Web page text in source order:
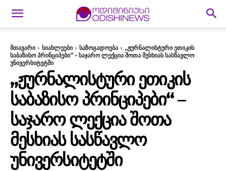
მთავარი სიახლეები საზოგადოება
„ჟურნალისტური ეთიკის
საბაზისო პრინციპები“ - საჯარო ლექცია შოთა მესხიას სასწავლო
უნივერსიტეტში
„ᲟᲣᲠᲜᲐᲚᲘᲡᲢᲣᲠᲘ ᲔᲗᲘᲙᲘᲡ
ᲡᲐᲑᲐᲖᲘᲡᲝ ᲞᲠᲘᲜᲪᲘᲞᲔᲑᲘ“ –
ᲡᲐᲯᲐᲠᲝ ᲚᲔᲥᲪᲘᲐ ᲨᲝᲗᲐ
ᲛᲔᲡᲮᲘᲐᲡ ᲡᲐᲡᲬᲐᲕᲚᲝ
ᲣᲜᲘᲕᲔᲠᲡᲘᲢᲔᲢᲨᲘ